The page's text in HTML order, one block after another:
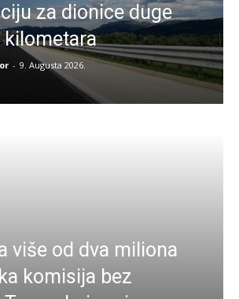
za dionice duge
- 9. Augusta 2026.
više od dva miliona
komisija bez